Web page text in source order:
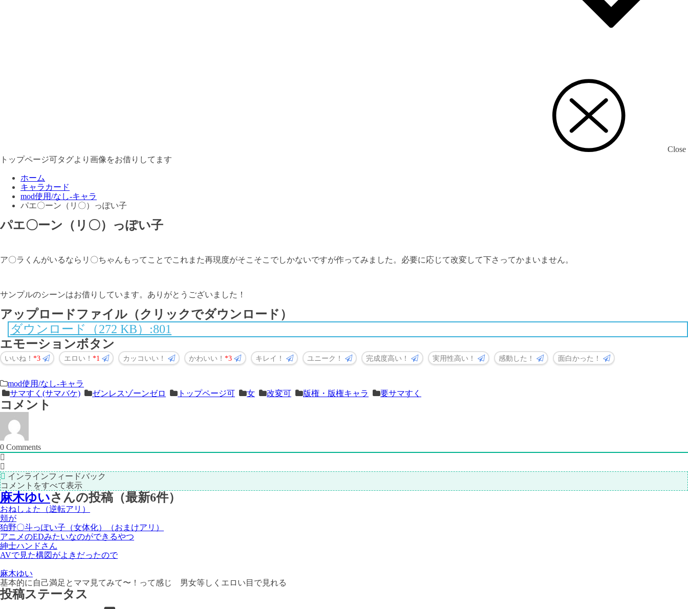
Close
トップページ可タグより画像をお借りしてます
ホーム
キャラカード
mod使用/なし-キャラ
パエ〇ーン（リ〇）っぽい子
パエ〇ーン（リ〇）っぽい子
ア〇ラくんがいるならリ〇ちゃんもってことでこれまた再現度がそこそこでしかないですが作ってみました。必要に応じて改変して下さってかまいません。
サンプルのシーンはお借りしています。ありがとうございました！
アップロードファイル（クリックでダウンロード）
ダウンロード（272 KB）:801
エモーションボタン
いいね！ 3 エロい！ 1 カッコいい！ かわいい！ 3 キレイ！ ユニーク！ 完成度高い！ 実用性高い！ 感動した！ 面白かった！
＜
次
の
記
事
前
の
記
事
＞
mod使用/なし-キャラ
サマすく(サマバケ)
ゼンレスゾーンゼロ トップページ可 女 改変可 版権・版権キャラ 要サマすく
コメント
0 Comments
インラインフィードバック
コメントをすべて表示
麻木ゆいさんの投稿（最新6件）
おねしょた（逆転アリ）
頬が
狛野〇斗っぽい子（女体化）（おまけアリ）
アニメのEDみたいなのができるやつ
紳士ハンドさん
AVで見た構図がよきだったので
麻木ゆい
基本的に自己満足とママ見てみて〜！って感じ 男女等しくエロい目で見れる
投稿ステータス